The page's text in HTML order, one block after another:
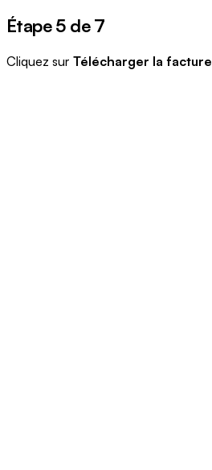
Étape 5 de 7
Cliquez sur Télécharger la facture